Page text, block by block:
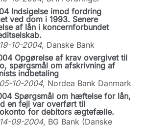
Indsigelse imod fordring
ved dom i 1993. Senere
af lån i koncernforbundet
10-2004, Danske Bank
Opgørelse af krav overgivet til
spørgsmål om afskrivning af
indbetaling
10-2004, Nordea Bank Danmark
Spørgsmål om hæftelse for lån,
en fejl var overført til
for debitors ægtefælle.
09-2004, BG Bank (Danske